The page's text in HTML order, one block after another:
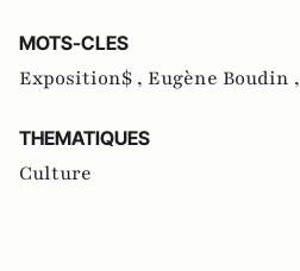
MOTS-CLES
Exposition$ , Eugène Boudin ,
THEMATIQUES
Culture